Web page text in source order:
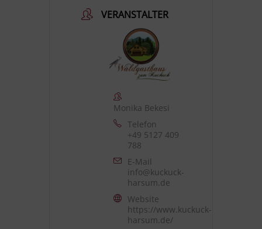
VERANSTALTER
Monika Bekesi
Telefon
+49 5127 409
788
E-Mail
info@kuckuck-
harsum.de
Website
https://www.kuckuck-
harsum.de/